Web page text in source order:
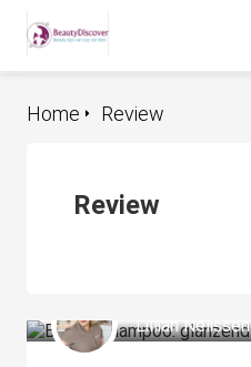
Review
Home
Review
Lillian Nelissen